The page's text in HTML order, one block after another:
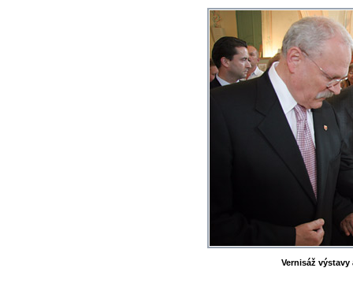
Vernisáž výstavy